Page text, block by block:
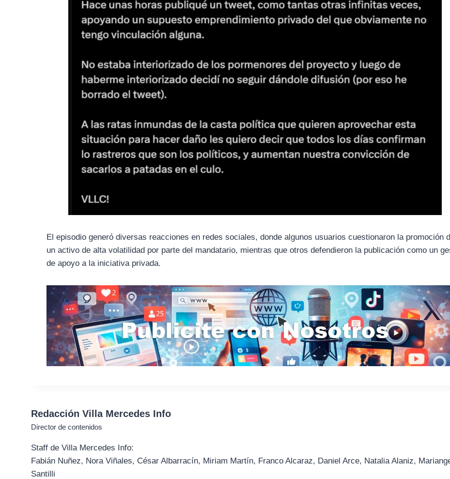
El episodio generó diversas reacciones en redes sociales, donde algunos usuarios cuestionaron la promoción
un activo de alta volatilidad por parte del mandatario, mientras que otros defendieron la publicación como un
de apoyo a la iniciativa privada.
Redacción Villa Mercedes Info
Director de contenidos
Staff de Villa Mercedes Info:
Fabián Nuñez, Nora Viñales, César Albarracín, Miriam Martín, Franco Alcaraz, Daniel Arce, Natalia Alaniz,
Santilli